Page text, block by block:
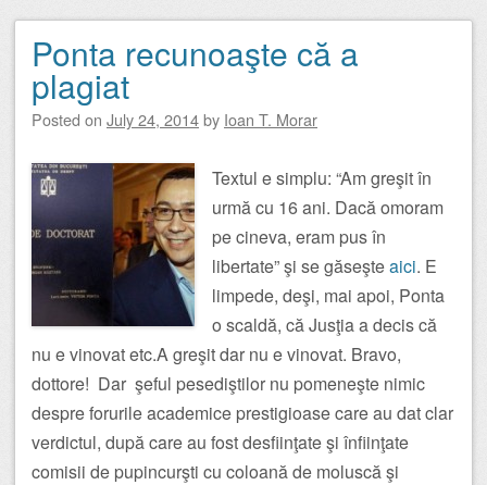
Ponta recunoaşte că a
plagiat
Posted on July 24, 2014by Ioan T. Morar
Textul e simplu: “Am greşit în
urmă cu 16 ani. Dacă omoram
pe cineva, eram pus în
libertate” şi se găseşteaici. E
limpede, deşi, mai apoi, Ponta
o scaldă, că Jusţia a decis că
nu e vinovat etc.A greşit dar nu e vinovat. Bravo,
dottore! Dar şeful pesediştilor nu pomeneşte nimic
despre forurile academice prestigioase care au dat clar
verdictul, după care au fost desfiinţate şi înfiinţate
comisii de pupincurşti cu coloană de moluscă şi